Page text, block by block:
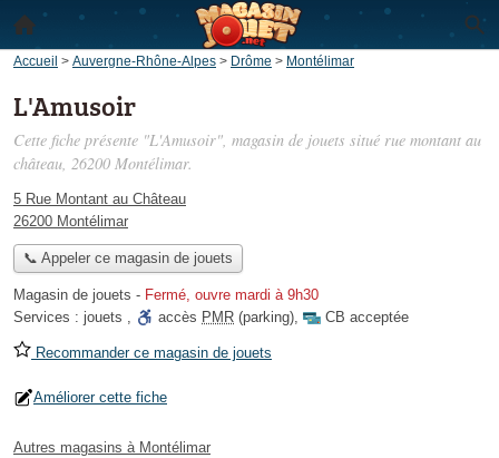
Accueil > Auvergne-Rhône-Alpes > Drôme > Montélimar
L'Amusoir
Cette fiche présente "L'Amusoir", magasin de jouets situé rue montant au
château, 26200 Montélimar.
5 Rue Montant au Château
26200 Montélimar
📞 Appeler ce magasin de jouets
Magasin de jouets - Fermé, ouvre mardi à 9h30
Services : jouets , accès PMR (parking), CB acceptée
Recommander ce magasin de jouets
Améliorer cette fiche
Autres magasins à Montélimar